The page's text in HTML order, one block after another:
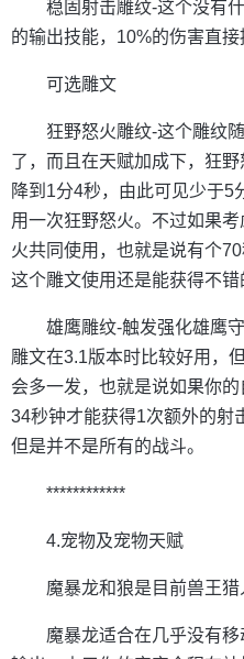
稳固射击雕纹-这个没有
的输出技能，10%的伤害直接
可选雕文
狂野怒火雕纹-这个雕纹
了，而且在天赋加成下，狂
降到1分4秒，由此可见少于5
用一次狂野怒火。不过如果
火共同使用，也就是说有个
这个雕文使用还是能获得不错
雄鹰雕纹-触发强化雄鹰
雕文在3.1版本时比较好用，
会多一发，也就是说如果你
34秒钟才能获得1次额外的射
但是并不是所有的战斗。
************
4.宠物及宠物天赋
魔暴龙和狼是目前兽王猎
魔暴龙适合在几乎没有